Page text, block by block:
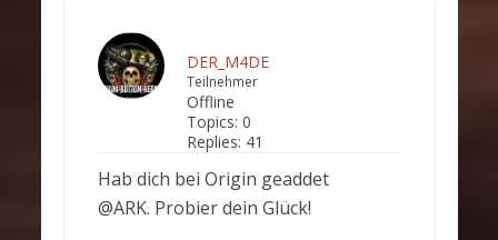
DER_M4DE
Teilnehmer
Offline
Topics: 0
Replies: 41
Hab dich bei Origin geaddet
@ARK. Probier dein Glück!